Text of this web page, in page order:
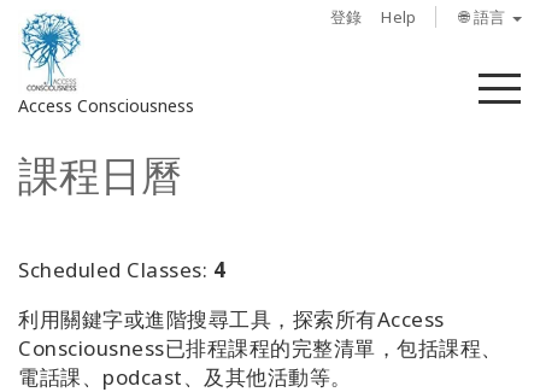
登錄 Help 🌐 語言
Access Consciousness
菜
登
錄
的
戶
關
課程日曆
Scheduled Classes: 4
利用關鍵字或進階搜尋工具，探索所有Access
Consciousness已排程課程的完整清單，包括課程、
電話課、podcast、及其他活動等。